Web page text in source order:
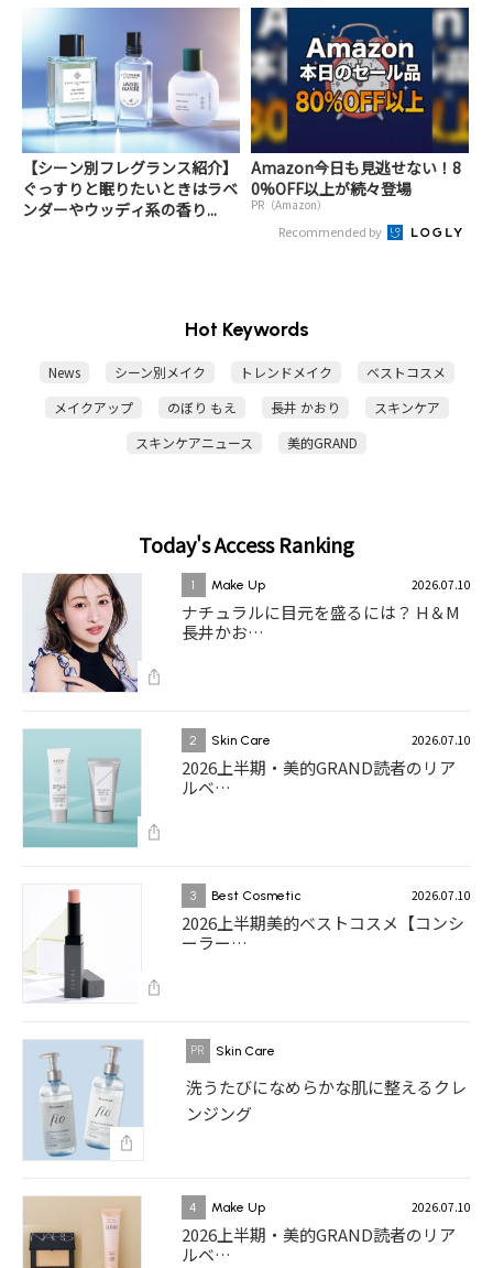
【シーン別フレグランス紹介】
ぐっすりと眠りたいときはラベ
ンダーやウッディ系の香り...
Amazon今日も見逃せない！8
0%OFF以上が続々登場
PR（Amazon）
Recommended by
Hot Keywords
News シーン別メイク トレンドメイク
ベストコスメ
メイクアップ
のぼり もえ 長井 かおり
スキンケア
スキンケアニュース
美的GRAND
Today's Access Ranking
1 Make Up 2026.07.10
ナチュラルに目元を盛るには？ H＆M
長井かお…
2 Skin Care 2026.07.10
2026上半期・美的GRAND読者のリア
ルベ…
3 Best Cosmetic 2026.07.10
2026上半期美的ベストコスメ【コンシ
ーラー…
Skin Care
洗うたびになめらかな肌に整えるクレ
ンジング
4 Make Up 2026.07.10
2026上半期・美的GRAND読者のリア
ルベ…